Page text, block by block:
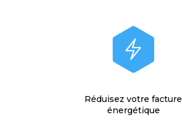
Réduisez votre facture
énergétique